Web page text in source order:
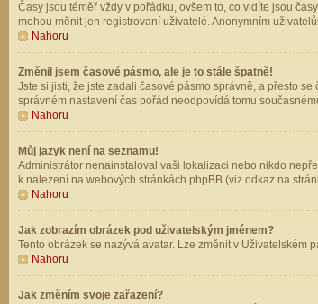
Časy jsou téměř vždy v pořádku, ovšem to, co vidíte jsou
mohou měnit jen registrovaní uživatelé. Anonymním
Nahoru
Změnil jsem časové pásmo, ale je to stále špatně!
Jste si jisti, že jste zadali časové pásmo správně, a přesto
správném nastavení čas pořád neodpovídá tomu
Nahoru
Můj jazyk není na seznamu!
Administrátor nenainstaloval vaši lokalizaci nebo nikdo
k nalezení na webových stránkách phpBB (viz odkaz na
Nahoru
Jak zobrazím obrázek pod uživatelským jménem?
Tento obrázek se nazývá avatar. Lze změnit v
Nahoru
Jak změním svoje zařazení?